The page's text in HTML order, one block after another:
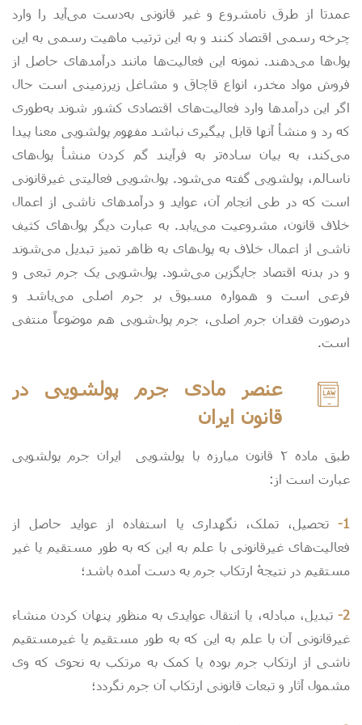
عمدتا از طرق نامشروع و غیر قانونی به‌دست می‌آید را وارد
چرخه رسمی اقتصاد کنند و به این ترتیب ماهیت رسمی به این
پول‌ها می‌دهند. نمونه این فعالیت‌ها مانند درآمدهای حاصل از
فروش مواد مخدر، انواع قاچاق و مشاغل زیرزمینی است حال
اگر این درآمدها وارد فعالیت‌های اقتصادی کشور شوند به‌طوری‌
که رد و منشأ آنها قابل پیگیری نباشد مفهوم پولشویی معنا پیدا
می‌کند، به بیان ساده‌تر به فرآیند گم کردن منشأ پول‌های
ناسالم، پولشویی گفته می‌شود. پول‌شویی فعالیتی غیرقانونی
است که در طی انجام آن، عواید و درآمدهای ناشی از اعمال
خلاف قانون، مشروعیت می‌یابد. به عبارت دیگر پول‌های کثیف
ناشی از اعمال خلاف به پول‌های به ظاهر تمیز تبدیل می‌شوند
و در بدنه اقتصاد جایگزین می‌شود. پول‌شویی یک جرم تبعی و
فرعی است و همواره مسبوق بر جرم اصلی می‌باشد و
درصورت فقدان جرم اصلی، جرم پول‌شویی هم موضوعاً منتفی
است.
عنصر مادی جرم پولشویی در
قانون ایران
طبق ماده ۲ قانون مبارزه با پولشویی
ایران جرم پولشویی
عبارت است از:
1-
تحصیل، تملک، نگهداری یا استفاده از عواید حاصل از
فعالیت‌های غیرقانونی با علم به این که به طور مستقیم یا غیر
مستقیم در نتیجه ارتکاب جرم به دست آمده باشد؛
2-
تبدیل، مبادله، یا انتقال عوایدی به منظور پنهان کردن منشاء
غیرقانونی آن با علم به این که به طور مستقیم یا غیرمستقیم
ناشی از ارتکاب جرم بوده یا کمک به مرتکب به نحوی که وی
مشمول آثار و تبعات قانونی ارتکاب آن جرم نگردد؛